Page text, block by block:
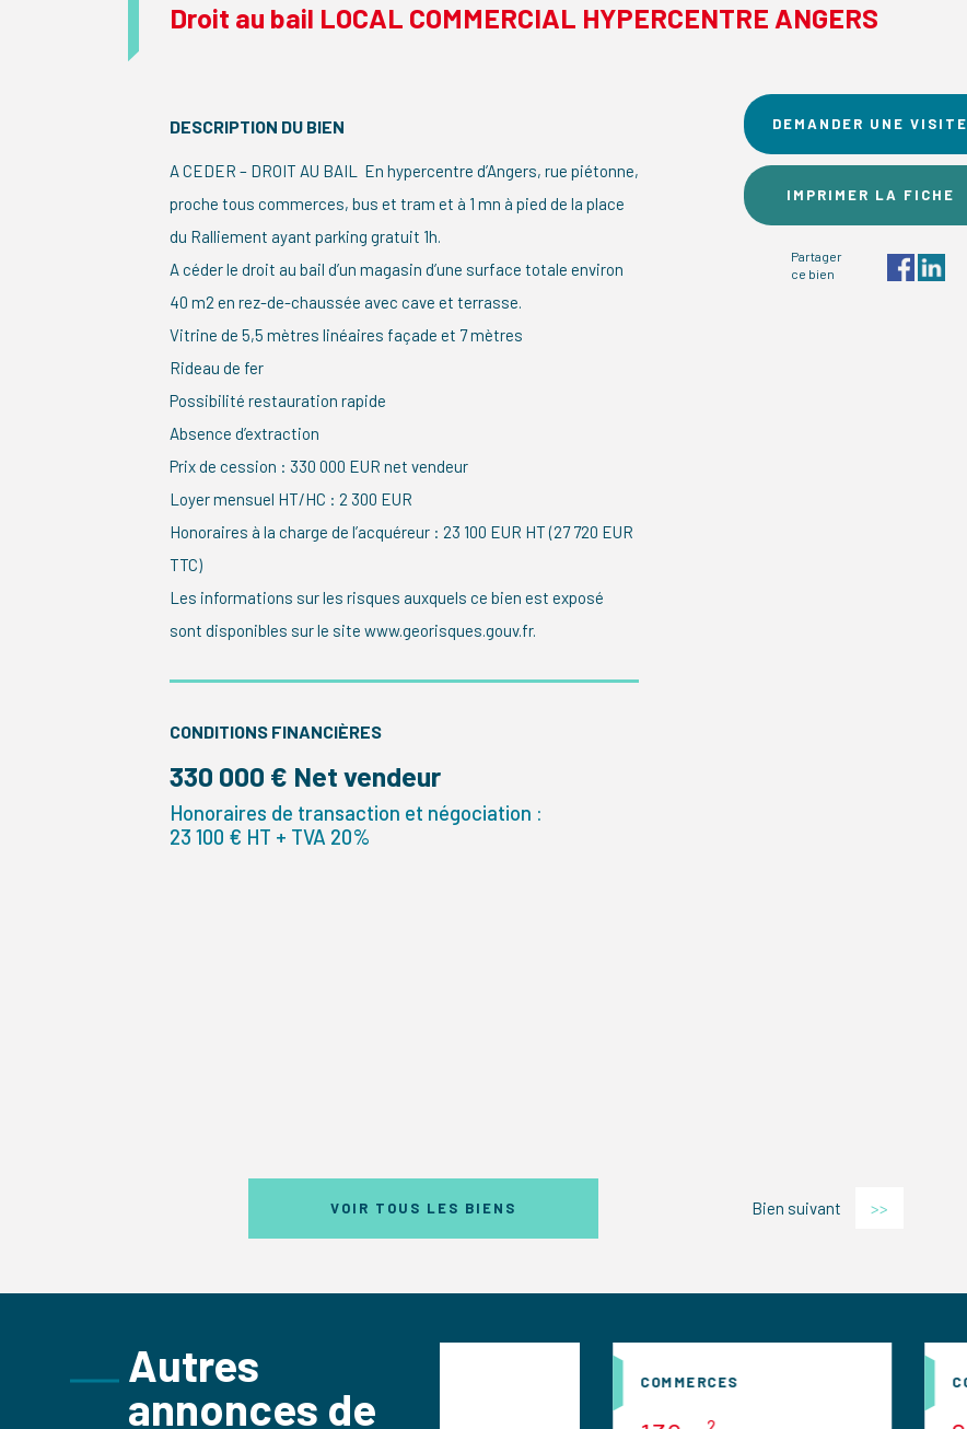
Droit au bail LOCAL COMMERCIAL HYPERCENTRE ANGERS
DESCRIPTION DU BIEN
A CEDER – DROIT AU BAIL En hypercentre d’Angers, rue piétonne,
proche tous commerces, bus et tram et à 1 mn à pied de la place
du Ralliement ayant parking gratuit 1h.
A céder le droit au bail d’un magasin d’une surface totale environ
40 m2 en rez-de-chaussée avec cave et terrasse.
Vitrine de 5,5 mètres linéaires façade et 7 mètres
Rideau de fer
Possibilité restauration rapide
Absence d’extraction
Prix de cession : 330 000 EUR net vendeur
Loyer mensuel HT/HC : 2 300 EUR
Honoraires à la charge de l’acquéreur : 23 100 EUR HT (27 720 EUR
TTC)
Les informations sur les risques auxquels ce bien est exposé
sont disponibles sur le site www.georisques.gouv.fr.
CONDITIONS FINANCIÈRES
330 000 € Net vendeur
Honoraires de transaction et négociation :
23 100 € HT + TVA 20%
DEMANDER UNE VISITE
IMPRIMER LA FICHE
Partager
ce bien
Bien suivant >>
VOIR TOUS LES BIENS
Autres
annonces de
COMMERCES